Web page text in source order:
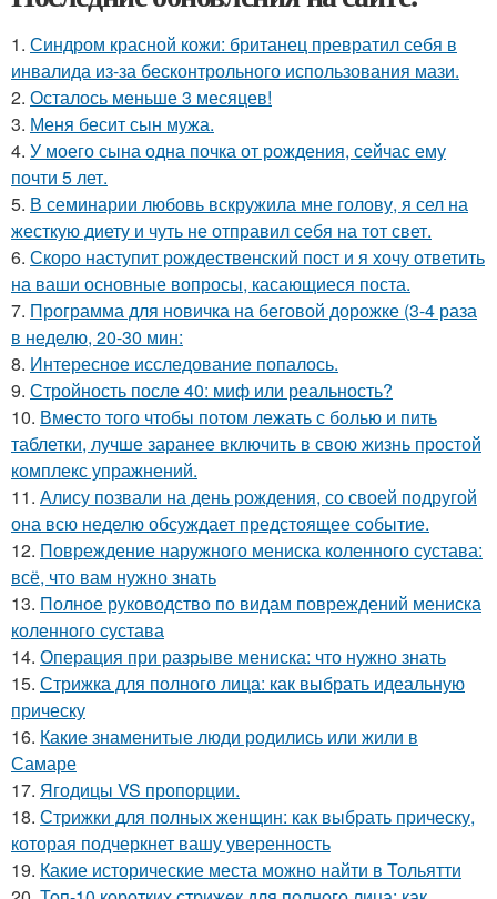
1. Синдром красной кожи: британец превратил себя в
инвалида из-за бесконтрольного использования мази.
2. Осталось меньше 3 месяцев!
3. Меня бесит сын мужа.
4. У моего сына одна почка от рождения, сейчас ему
почти 5 лет.
5. В семинарии любовь вскружила мне голову, я сел на
жесткую диету и чуть не отправил себя на тот свет.
6. Скоро наступит рождественский пост и я хочу ответить
на ваши основные вопросы, касающиеся поста.
7. Программа для новичка на беговой дорожке (3-4 раза
в неделю, 20-30 мин:
8. Интересное исследование попалось.
9. Стройность после 40: миф или реальность?
10. Вместо того чтобы потом лежать с болью и пить
таблетки, лучше заранее включить в свою жизнь простой
комплекс упражнений.
11. Алису позвали на день рождения, со своей подругой
она всю неделю обсуждает предстоящее событие.
12. Повреждение наружного мениска коленного сустава:
всё, что вам нужно знать
13. Полное руководство по видам повреждений мениска
коленного сустава
14. Операция при разрыве мениска: что нужно знать
15. Стрижка для полного лица: как выбрать идеальную
прическу
16. Какие знаменитые люди родились или жили в
Самаре
17. Ягодицы VS пропорции.
18. Стрижки для полных женщин: как выбрать прическу,
которая подчеркнет вашу уверенность
19. Какие исторические места можно найти в Тольятти